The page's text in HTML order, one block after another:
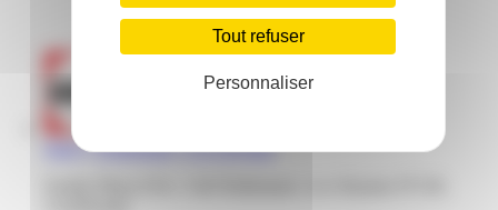
Tout refuser
Personnaliser
Darty | Dothémare | Les Abymes